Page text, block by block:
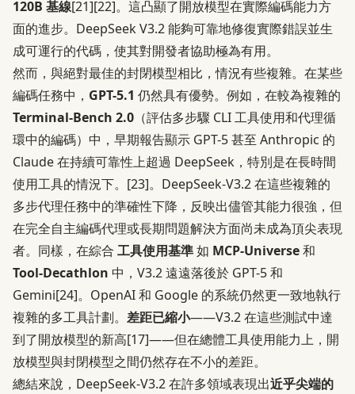
120B 基線[21][22]。這凸顯了開放模型在實際編碼能力方
面的進步。DeepSeek V3.2 能夠可靠地修復實際錯誤並生
成可運行的代碼，使其對開發者協助極為有用。
然而，與絕對最佳的封閉模型相比，情況有些複雜。在某些
編碼任務中， GPT-5.1 仍然具有優勢。例如，在較為複雜的
Terminal-Bench 2.0 （評估多步驟 CLI 工具使用和代理循
環中的編碼）中，早期報告顯示 GPT-5 甚至 Anthropic 的
Claude 在持續可靠性上超過 DeepSeek，特別是在長時間
使用工具的情況下。 [23]。DeepSeek-V3.2 在這些複雜的
多步代理任務中的準確性下降，反映出儘管其能力很強，但
在完全自主編碼代理或長期問題解決方面尚未成為頂尖表現
者。同樣，在綜合 工具使用基準如 MCP-Universe和
Tool-Decathlon 中，V3.2 遠遠落後於 GPT-5 和
Gemini[24]。OpenAI 和 Google 的系統仍然更一致地執行
複雜的多工具計劃。 差距已縮小——V3.2 在這些測試中達
到了開放模型的新高[17]——但在總體工具使用能力上，開
放模型與封閉模型之間仍然存在不小的差距。
總結來說，DeepSeek-V3.2 在許多領域表現出近乎尖端的